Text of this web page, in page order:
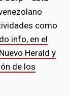
como
en el
Herald y
de los